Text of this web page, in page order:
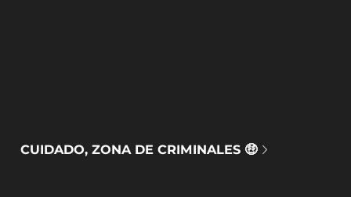
CUIDADO, ZONA DE CRIMINALES 🤑